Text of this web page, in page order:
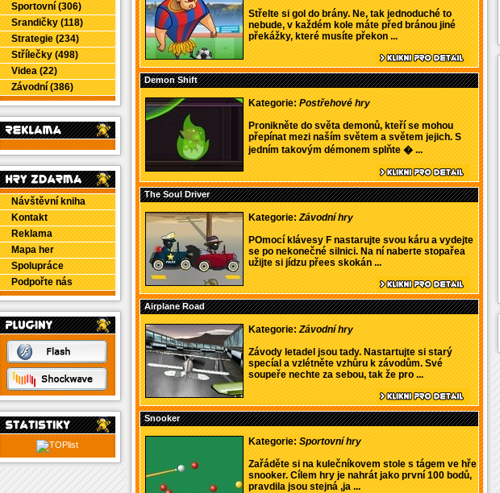
Sportovní (306)
Srandičky (118)
Strategie (234)
Střílečky (498)
Videa (22)
Závodní (386)
Návštěvní kniha
Kontakt
Reklama
Mapa her
Spolupráce
Podpořte nás
Střelte si gol do brány. Ne, tak jednoduché to
nebude, v každém kole máte před bránou jiné
překážky, které musíte překon ...
Demon Shift
Kategorie:Postřehové hry
Pronikněte do světa demonů, kteří se mohou
přepínat mezi naším světem a světem jejich. S
jedním takovým démonem splňte � ...
The Soul Driver
Kategorie:Závodní hry
POmocí klávesy F nastarujte svou káru a vydejte
se po nekonečné silnici. Na ní naberte stopařea
užijte si jídzu přees skokán ...
Airplane Road
Kategorie:Závodní hry
Závody letadel jsou tady. Nastartujte si starý
specíal a vzlétněte vzhůru k závodům. Své
soupeře nechte za sebou, tak že pro ...
Snooker
Kategorie:Sportovní hry
Zařáděte si na kulečníkovem stole s tágem ve hře
snooker. Cílem hry je nahrát jako první 100 bodů,
pravdila jsou stejná ,ja ...